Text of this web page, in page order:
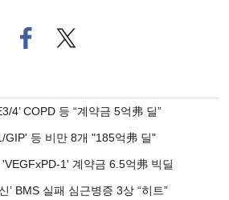
페
이
로
사
유
기
트위
터로
4’ COPD 등 “계약금 5억弗 딜”
GIP' 등 비만 8개 "185억弗 딜"
1' 계약금 6.5억弗 빅딜
’ BMS 실패 심근병증 3상 “히트”